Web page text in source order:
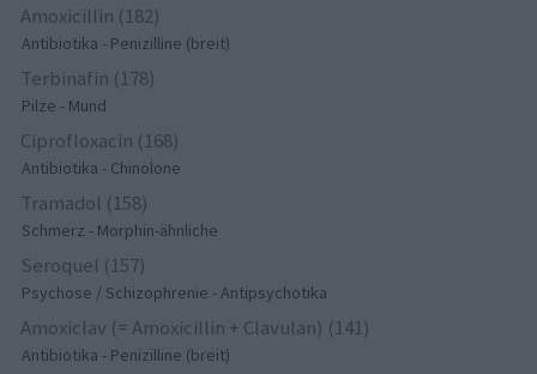
Amoxicillin (182)
Antibiotika - Penizilline (breit)
Terbinafin (178)
Pilze - Mund
Ciprofloxacin (168)
Antibiotika - Chinolone
Tramadol (158)
Schmerz - Morphin-ähnliche
Seroquel (157)
Psychose / Schizophrenie - Antipsychotika
Amoxiclav (= Amoxicillin + Clavulan) (141)
Antibiotika - Penizilline (breit)